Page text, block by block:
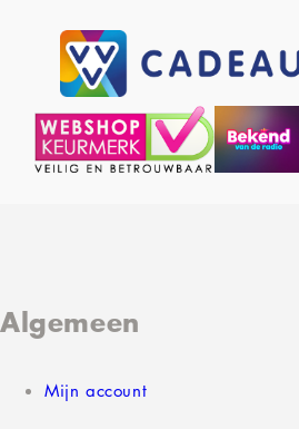
Algemeen
Mijn account